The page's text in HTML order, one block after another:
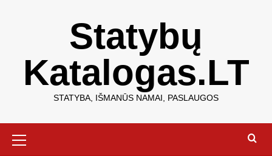
Statybų
Katalogas.LT
STATYBA, IŠMANŪS NAMAI, PASLAUGOS